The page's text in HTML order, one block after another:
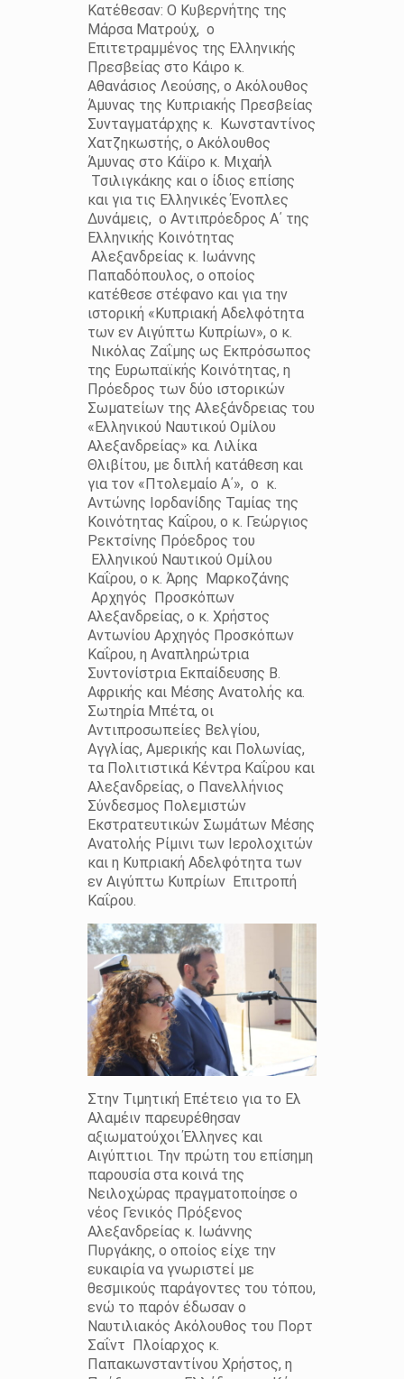
Κατέθεσαν: Ο Κυβερνήτης της
Μάρσα Ματρούχ, ο
Επιτετραμμένος της Ελληνικής
Πρεσβείας στο Κάιρο κ.
Αθανάσιος Λεούσης, ο Ακόλουθος
Άμυνας της Κυπριακής Πρεσβείας
Συνταγματάρχης κ. Κωνσταντίνος
Χατζηκωστής, ο Ακόλουθος
Άμυνας στο Κάϊρο κ. Μιχαήλ
Τσιλιγκάκης και ο ίδιος επίσης
και για τις Ελληνικές Ένοπλες
Δυνάμεις, ο Αντιπρόεδρος Α΄ της
Ελληνικής Κοινότητας
Αλεξανδρείας κ. Ιωάννης
Παπαδόπουλος, ο οποίος
κατέθεσε στέφανο και για την
ιστορική «Κυπριακή Αδελφότητα
των εν Αιγύπτω Κυπρίων», ο κ.
Νικόλας Ζαΐμης ως Εκπρόσωπος
της Ευρωπαϊκής Κοινότητας, η
Πρόεδρος των δύο ιστορικών
Σωματείων της Αλεξάνδρειας του
«Ελληνικού Ναυτικού Ομίλου
Αλεξανδρείας» κα. Λιλίκα
Θλιβίτου, με διπλή κατάθεση και
για τον «Πτολεμαίο Α΄», ο κ.
Αντώνης Ιορδανίδης Ταμίας της
Κοινότητας Καΐρου, ο κ. Γεώργιος
Ρεκτσίνης Πρόεδρος του
Ελληνικού Ναυτικού Ομίλου
Καΐρου, ο κ. Άρης Μαρκοζάνης
Αρχηγός Προσκόπων
Αλεξανδρείας, ο κ. Χρήστος
Αντωνίου Αρχηγός Προσκόπων
Καΐρου, η Αναπληρώτρια
Συντονίστρια Εκπαίδευσης Β.
Αφρικής και Μέσης Ανατολής κα.
Σωτηρία Μπέτα, οι
Αντιπροσωπείες Βελγίου,
Αγγλίας, Αμερικής και Πολωνίας,
τα Πολιτιστικά Κέντρα Καΐρου και
Αλεξανδρείας, ο Πανελλήνιος
Σύνδεσμος Πολεμιστών
Εκστρατευτικών Σωμάτων Μέσης
Ανατολής Ρίμινι των Ιερολοχιτών
και η Κυπριακή Αδελφότητα των
εν Αιγύπτω Κυπρίων Επιτροπή
Καΐρου.
Στην Τιμητική Επέτειο για το Ελ
Αλαμέιν παρευρέθησαν
αξιωματούχοι Έλληνες και
Αιγύπτιοι. Την πρώτη του επίσημη
παρουσία στα κοινά της
Νειλοχώρας πραγματοποίησε ο
νέος Γενικός Πρόξενος
Αλεξανδρείας κ. Ιωάννης
Πυργάκης, ο οποίος είχε την
ευκαιρία να γνωριστεί με
θεσμικούς παράγοντες του τόπου,
ενώ το παρόν έδωσαν ο
Ναυτιλιακός Ακόλουθος του Πορτ
Σαΐντ Πλοίαρχος κ.
Παπακωνσταντίνου Χρήστος, η